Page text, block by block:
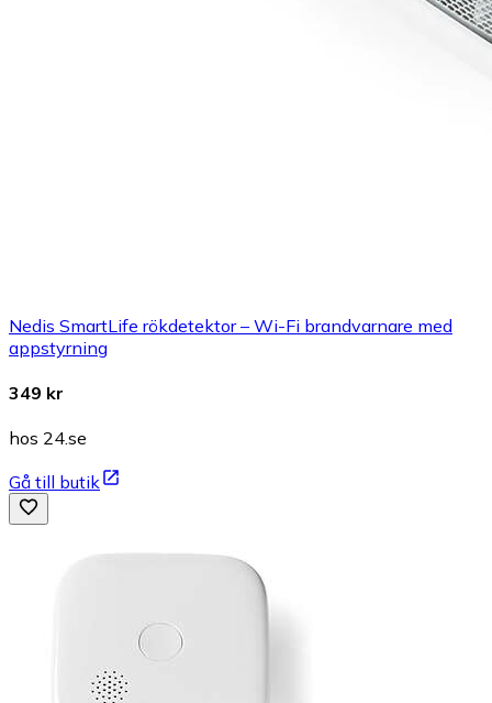
Nedis SmartLife rökdetektor – Wi-Fi brandvarnare med
appstyrning
349 kr
hos 24.se
Gå till butik